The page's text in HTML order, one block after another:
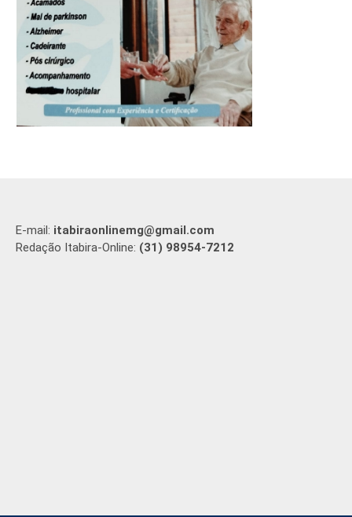
E-mail: itabiraonlinemg@gmail.com
Redação Itabira-Online: (31) 98954-7212